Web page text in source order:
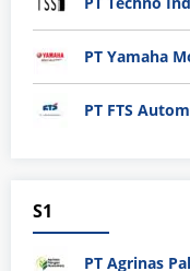
PT Yamaha
PT FTS
S1
PT Agrinas